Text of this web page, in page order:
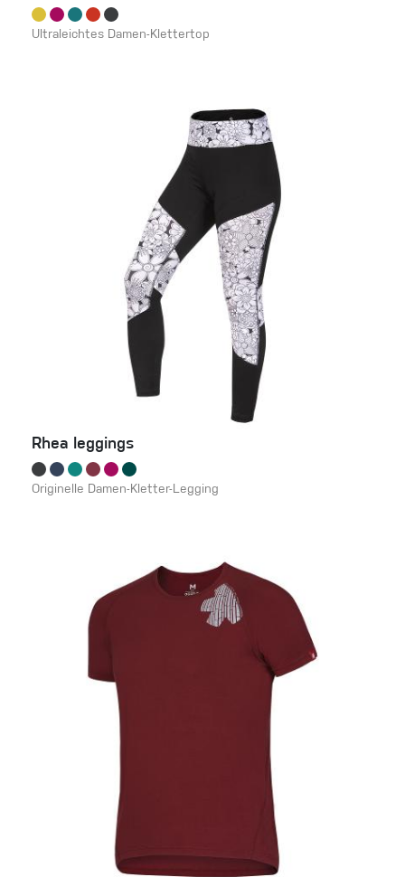
Ultraleichtes Damen-Klettertop
Rhea leggings
Originelle Damen-Kletter-Legging